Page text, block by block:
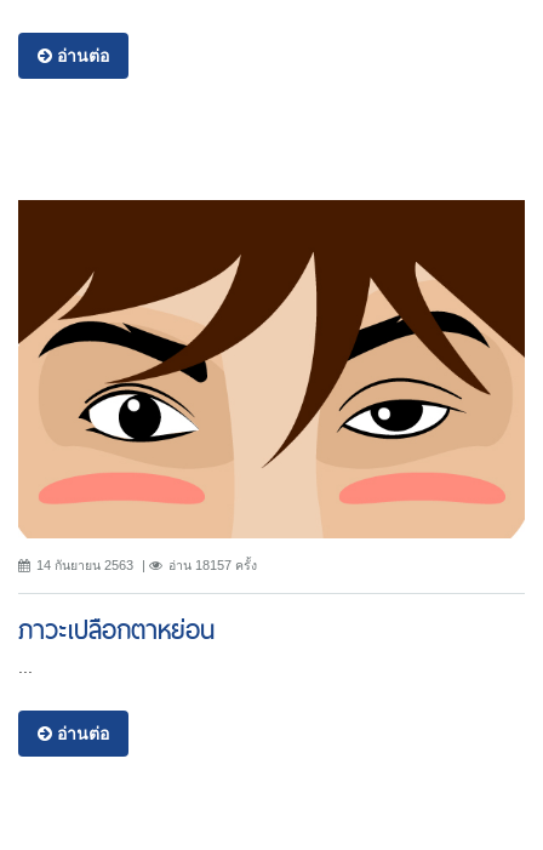
อ่านต่อ
14 กันยายน 2563 อ่าน 18157 ครั้ง
ภาวะเปลือกตาหย่อน
อ่านต่อ